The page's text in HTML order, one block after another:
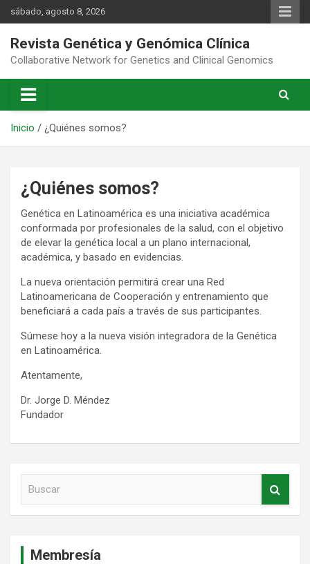
Saltar
al
contenido
sábado, agosto 8, 2026
Revista Genética y Genómica Clínica
Collaborative Network for Genetics and Clinical Genomics
Inicio ¿Quiénes somos?
¿Quiénes somos?
Genética en Latinoamérica es una iniciativa académica
conformada por profesionales de la salud, con el objetivo
de elevar la genética local a un plano internacional,
académica, y basado en evidencias.
La nueva orientación permitirá crear una Red
Latinoamericana de Cooperación y entrenamiento que
beneficiará a cada país a través de sus participantes.
Súmese hoy a la nueva visión integradora de la Genética
en Latinoamérica.
Atentamente,
Dr. Jorge D. Méndez
Fundador
Membresía